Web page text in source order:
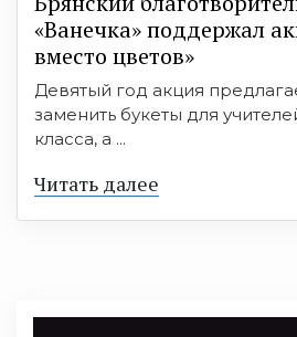
«Ванечка» поддержал
вместо цветов»
Девятый год акция
заменить букеты для
класса, а ...
Читать далее